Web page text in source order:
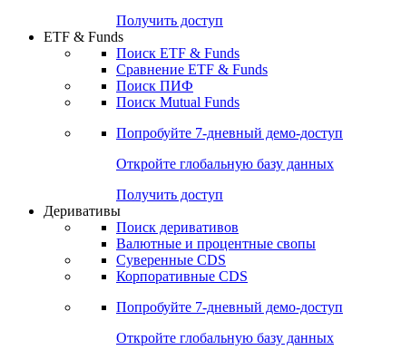
Получить доступ
ETF & Funds
Поиск ETF & Funds
Сравнение ETF & Funds
Поиск ПИФ
Поиск Mutual Funds
Попробуйте 7-дневный демо-доступ
Откройте глобальную базу данных
Получить доступ
Деривативы
Поиск деривативов
Валютные и процентные свопы
Суверенные CDS
Корпоративные CDS
Попробуйте 7-дневный демо-доступ
Откройте глобальную базу данных